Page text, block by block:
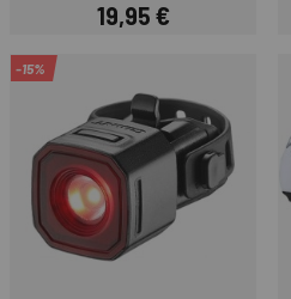
Preu
19,95 €
-15%